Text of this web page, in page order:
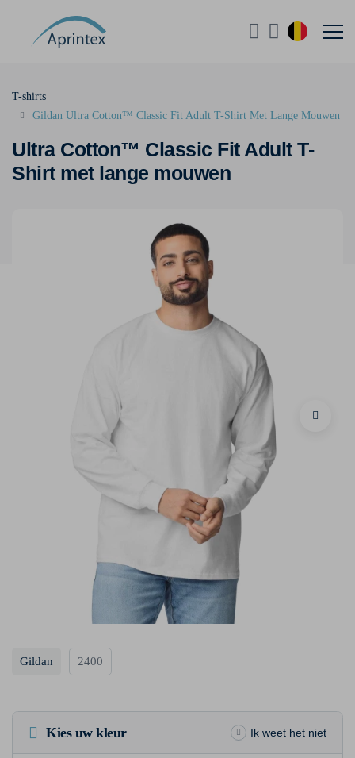
Ultra Cotton™ Classic Fit Adult T-
Shirt met lange mouwen
T-shirts
Gildan Ultra Cotton™ Classic Fit Adult T-Shirt Met Lange Mouwen
Gildan 2400
Kies uw kleur Ik weet het niet